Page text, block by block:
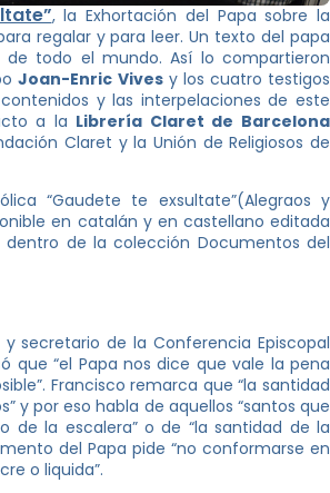
, la Exhortación del Papa sobre la
regalar y para leer. Un texto del papa
de todo el mundo. Así lo compartieron
Joan-Enric Vivesy los cuatro testigos
y las interpelaciones de este
a la Librería Claret de Barcelona
Claret y la Unión de Religiosos de
“Gaudete te exsultate”(Alegraos y
en catalán y en castellano editada
dentro de la colección Documentos del
y secretario de la Conferencia Episcopal
que “el Papa nos dice que vale la pena
Francisco remarca que “la santidad
y por eso habla de aquellos “santos que
de la escalera” o de “la santidad de la
del Papa pide “no conformarse en
o liquida”.